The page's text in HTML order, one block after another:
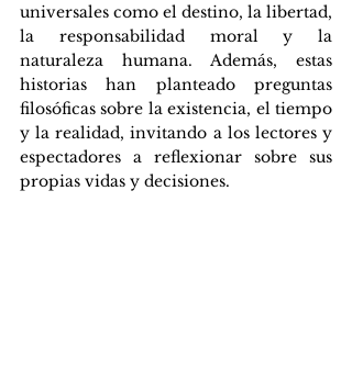
universales como el destino, la libertad,
la responsabilidad moral y la
naturaleza humana. Además, estas
historias han planteado preguntas
filosóficas sobre la existencia, el tiempo
y la realidad, invitando a los lectores y
espectadores a reflexionar sobre sus
propias vidas y decisiones.